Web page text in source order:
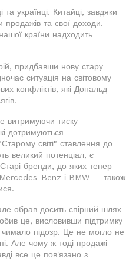
українці. Китайці, завдяки
продажів та свої доходи.
країни надходить
придбавши нову стару
ситуація на світовому
конфліктів, які Дональд
витримуючи тиску
дотримуються
світі" ставлення до
великий потенціал, є
бренди, до яких тепер
Benz і BMW — також
обрав досить спірний шлях
це, висловивши підтримку
чимало підозр. Це не могло не
Але чому ж тоді продажі
все це пов'язано з